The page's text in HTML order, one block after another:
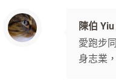
陳伯
愛跑步
身志業